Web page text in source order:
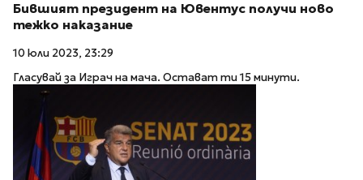
Бившият президент на Ювентус получи ново
тежко наказание
10 юли 2023, 23:29
Гласувай за Играч на мача. Остават ти 15 минути.